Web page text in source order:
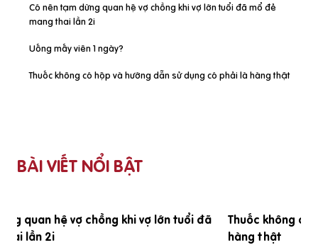
Có nên tạm dừng quan hệ vợ chồng khi vợ lớn tuổi đã mổ đẻ
mang thai lần 2i
Uống mấy viên 1 ngày?
Thuốc không có hộp và hướng dẫn sử dụng có phải là hàng thật
BÀI VIẾT NỔI BẬT
Thuốc không có hộp và hướng dẫn sử dụng có phải là
hàng thật